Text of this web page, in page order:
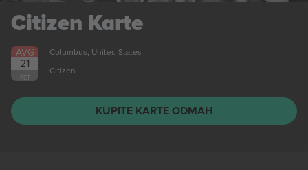
Citizen Karte
AVG
21
PET
Columbus, United States
Citizen
KUPITE KARTE ODMAH